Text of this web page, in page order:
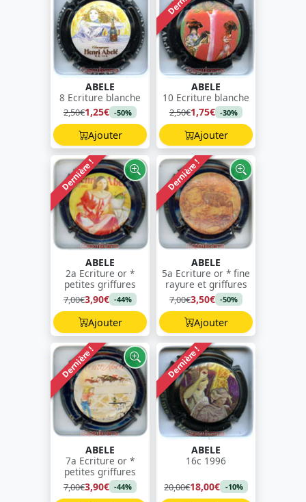
ABELE
8 Ecriture blanche
2,50€1,25€ -50%
Ajouter
ABELE
10 Ecriture blanche
2,50€1,75€ -30%
Ajouter
Dernière !
ABELE
2a Ecriture or *
petites griffures
7,00€3,90€ -44%
Ajouter
Dernière !
ABELE
5a Ecriture or * fine
rayure et griffures
7,00€3,50€ -50%
Ajouter
Dernière !
ABELE
7a Ecriture or *
petites griffures
7,00€3,90€ -44%
Dernière !
ABELE
16c 1996
20,00€18,00€ -10%